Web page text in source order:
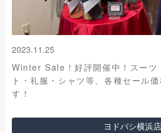
2023.11.25
Winter Sale！好評開催中！スーツ
ト・礼服・シャツ等、各種セール
す！
ヨドバシ横浜店